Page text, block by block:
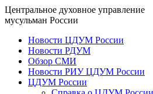
Центральное духовное управление
мусульман России
Новости ЦДУМ России
Новости РДУМ
Обзор СМИ
Новости РИУ ЦДУМ России
ЦДУМ России